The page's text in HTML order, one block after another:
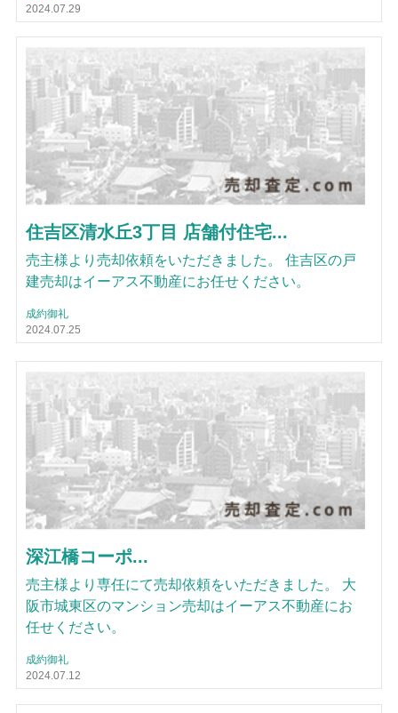
2024.07.29
住吉区清水丘3丁目 店舗付住宅...
売主様より売却依頼をいただきました。 住吉区の戸
建売却はイーアス不動産にお任せください。
成約御礼
2024.07.25
深江橋コーポ...
売主様より専任にて売却依頼をいただきました。 大
阪市城東区のマンション売却はイーアス不動産にお
任せください。
成約御礼
2024.07.12